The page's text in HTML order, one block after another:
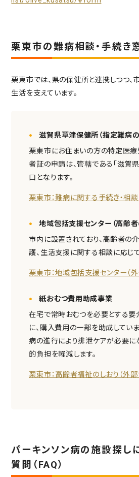
栗東市の難病相談・手続き
栗東市では、県の保健所と連携しつつ
生活を支えています。
滋賀県草津保健所（指定難病の
栗東市にお住まいの方の特定医療
者証の申請は、管轄である「滋賀
口となります。
栗東市：難病に関する手続き・相談
地域包括支援センター（高齢者
市内に設置されており、高齢者の
護、生活支援に関する相談に応じて
栗東市：地域包括支援センター（外
紙おむつ費用助成事業
在宅で常時おむつを必要とする要
に、購入費用の一部を助成してい
病の進行により排泄ケアが必要に
的負担を軽減します。
栗東市：高齢者福祉のしおり（外部
パーキンソン病の施設探し
質問（FAQ）